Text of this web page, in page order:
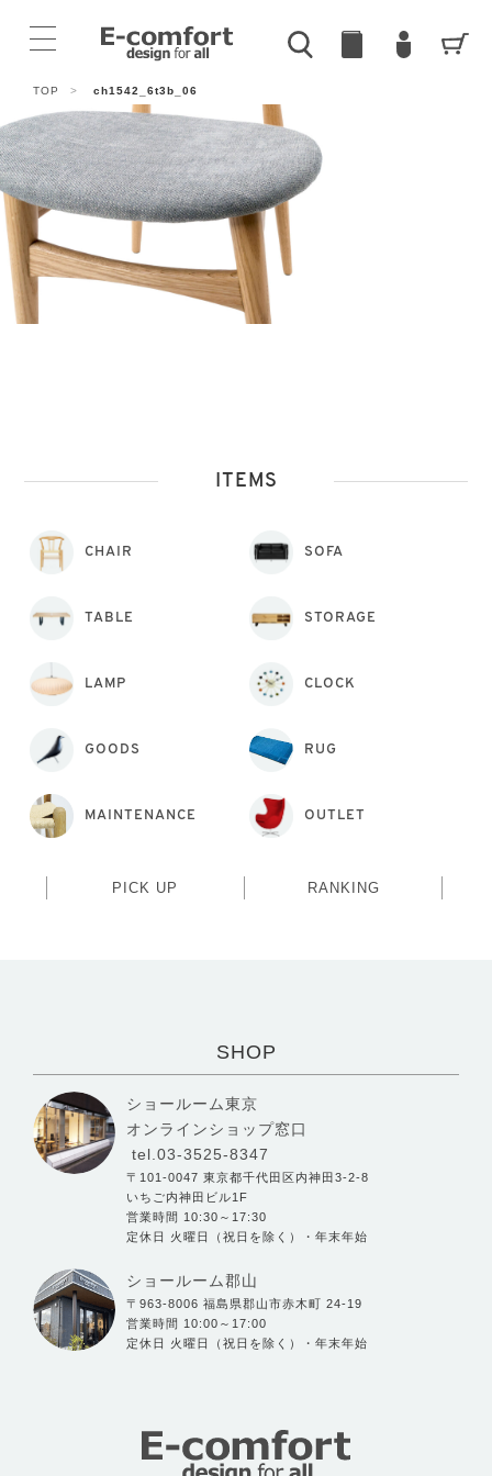
TOP > ch1542_6t3b_06
ITEMS
CHAIR SOFA
TABLE STORAGE
LAMP CLOCK
GOODS RUG
MAINTENANCE OUTLET
PICK UP RANKING
SHOP
ショールーム東京
オンラインショップ窓口
tel.03-3525-8347
〒101-0047 東京都千代田区内神田3-2-8
いちご内神田ビル1F
営業時間 10:30～17:30
定休日 火曜日（祝日を除く）・年末年始
ショールーム郡山
〒963-8006 福島県郡山市赤木町 24-19
営業時間 10:00～17:00
定休日 火曜日（祝日を除く）・年末年始